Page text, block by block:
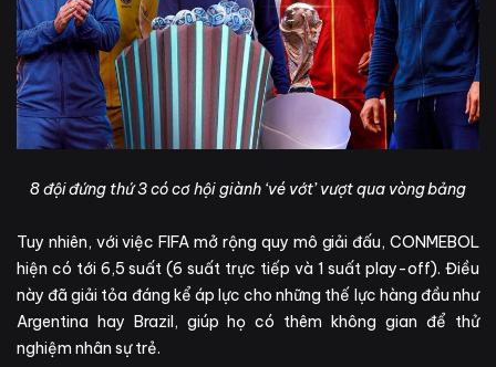
8 đội đứng thứ 3 có cơ hội giành ‘vé vớt’ vượt qua vòng bảng
Tuy nhiên, với việc FIFA mở rộng quy mô giải đấu, CONMEBOL
hiện có tới 6,5 suất (6 suất trực tiếp và 1 suất play-off). Điều
này đã giải tỏa đáng kể áp lực cho những thế lực hàng đầu như
Argentina hay Brazil, giúp họ có thêm không gian để thử
nghiệm nhân sự trẻ.